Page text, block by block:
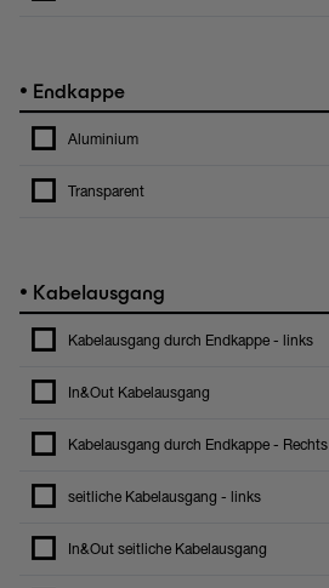
• Endkappe
Aluminium
Transparent
• Kabelausgang
Kabelausgang durch Endkappe - links
In&Out Kabelausgang
Kabelausgang durch Endkappe - Rechts
seitliche Kabelausgang - links
In&Out seitliche Kabelausgang